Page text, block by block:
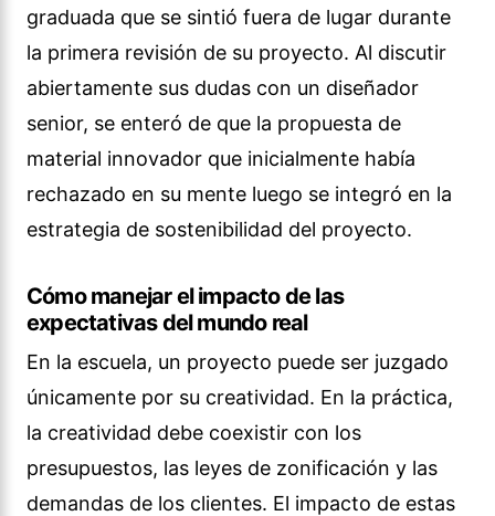
graduada que se sintió fuera de lugar durante
la primera revisión de su proyecto. Al discutir
abiertamente sus dudas con un diseñador
senior, se enteró de que la propuesta de
material innovador que inicialmente había
rechazado en su mente luego se integró en la
estrategia de sostenibilidad del proyecto.
Cómo manejar el impacto de las
expectativas del mundo real
En la escuela, un proyecto puede ser juzgado
únicamente por su creatividad. En la práctica,
la creatividad debe coexistir con los
presupuestos, las leyes de zonificación y las
demandas de los clientes. El impacto de estas